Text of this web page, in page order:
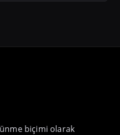
biçimi olarak